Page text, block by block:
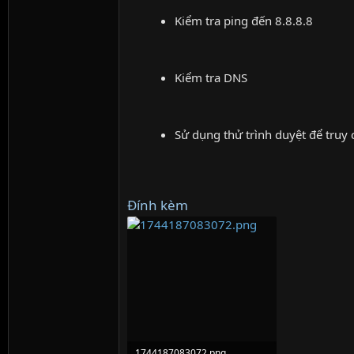
Kiểm tra ping đến 8.8.8.8
Kiểm tra DNS
Sử dụng thử trình duyệt để truy
Đính kèm